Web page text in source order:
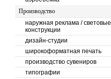
Производство
наружная реклама / световые
конструкции
дизайн-студии
широкоформатная печать
производство сувениров
типографии